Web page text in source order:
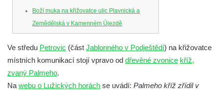
Boží muka na křižovatce ulic Plavnická a
Zemědělská v Kamenném Újezdě
v Kamenném Újezdě
Kříž na křižovatce ulic 5. května a Dělnická
v Kamenném Újezdě
Ve středu Petrovic (část Jablonného v Podještědí) na křižovatce
místních komunikací stojí vpravo od dřevěné zvonice kříž,
zvaný Palmeho.
Na webu o Lužických horách se uvádí: Palmeho kříž zřídil v